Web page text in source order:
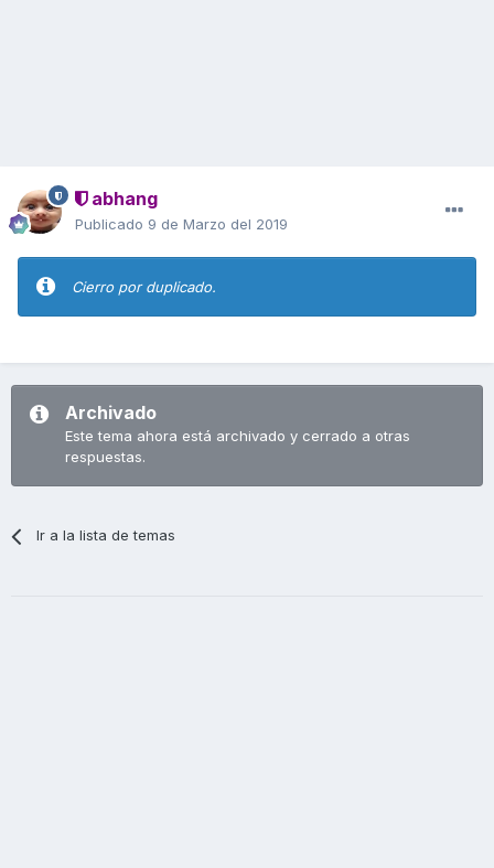
abhang
Publicado 9 de Marzo del 2019
Cierro por duplicado.
Archivado
Este tema ahora está archivado y cerrado a otras
respuestas.
Ir a la lista de temas